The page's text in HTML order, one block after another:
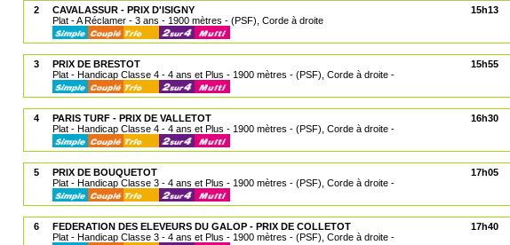
2
CAVALASSUR - PRIX D'ISIGNY
Plat - A Réclamer - 3 ans - 1900 mètres - (PSF), Corde à droite
15h13
3
PRIX DE BRESTOT
Plat - Handicap Classe 4 - 4 ans et Plus - 1900 mètres - (PSF), Corde à droite -
15h55
4
PARIS TURF - PRIX DE VALLETOT
Plat - Handicap Classe 4 - 4 ans et Plus - 1900 mètres - (PSF), Corde à droite -
16h30
5
PRIX DE BOUQUETOT
Plat - Handicap Classe 3 - 4 ans et Plus - 1900 mètres - (PSF), Corde à droite -
17h05
6
FEDERATION DES ELEVEURS DU GALOP - PRIX DE COLLETOT
Plat - Handicap Classe 3 - 4 ans et Plus - 1900 mètres - (PSF), Corde à droite -
17h40